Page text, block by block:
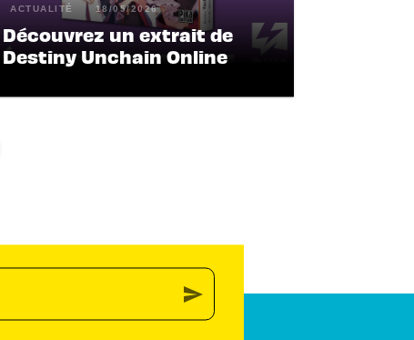
ACTUALITÉ 18/05/2026
Découvrez un extrait de
Destiny Unchain Online
send